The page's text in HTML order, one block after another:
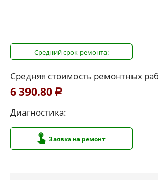
Средний срок ремонта:
Средняя стоимость ремонтных
6 390.80 Р
Диагностика:
Заявка на ремонт